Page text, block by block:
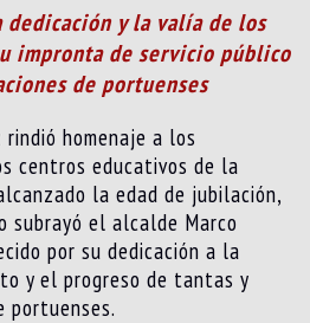
dedicación y la valía de los
impronta de servicio público
de portuenses
homenaje a los
centros educativos de la
la edad de jubilación,
subrayó el alcalde Marco
por su dedicación a la
y el progreso de tantas y
portuenses.